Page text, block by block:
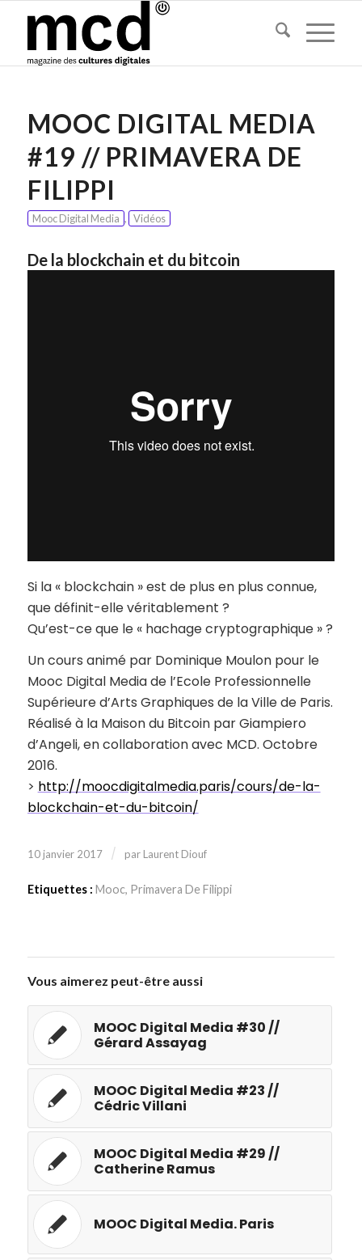
MOOC DIGITAL MEDIA
#19 // PRIMAVERA DE
FILIPPI
Mooc Digital Media , Vidéos
De la blockchain et du bitcoin
Si la « blockchain » est de plus en plus connue,
que définit-elle véritablement ?
Qu’est-ce que le « hachage cryptographique » ?
Un cours animé par Dominique Moulon pour le
Mooc Digital Media de l’Ecole Professionnelle
Supérieure d’Arts Graphiques de la Ville de Paris.
Réalisé à la Maison du Bitcoin par Giampiero
d’Angeli, en collaboration avec MCD. Octobre
2016.
> http://moocdigitalmedia.paris/cours/de-la-
blockchain-et-du-bitcoin/
10 janvier 2017 / par Laurent Diouf
Etiquettes : Mooc, Primavera De Filippi
Vous aimerez peut-être aussi
MOOC Digital Media #30 //
Gérard Assayag
MOOC Digital Media #23 //
Cédric Villani
MOOC Digital Media #29 //
Catherine Ramus
MOOC Digital Media. Paris